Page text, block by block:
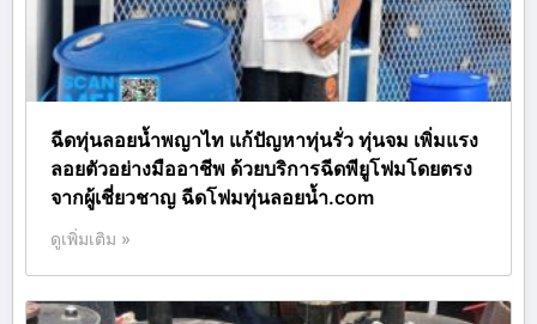
ฉีดทุ่นลอยน้ำพญาไท แก้ปัญหาทุ่นรั่ว ทุ่นจม เพิ่มแรง
ลอยตัวอย่างมืออาชีพ ด้วยบริการฉีดพียูโฟมโดยตรง
จากผู้เชี่ยวชาญ ฉีดโฟมทุ่นลอยน้ำ.com
ดูเพิ่มเติม »